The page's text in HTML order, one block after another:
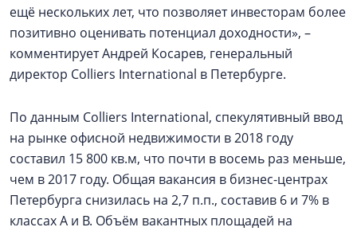
ещё нескольких лет, что позволяет инвесторам более
позитивно оценивать потенциал доходности», –
комментирует Андрей Косарев, генеральный
директор Colliers International в Петербурге.
По данным Colliers International, спекулятивный ввод
на рынке офисной недвижимости в 2018 году
составил 15 800 кв.м, что почти в восемь раз меньше,
чем в 2017 году. Общая вакансия в бизнес-центрах
Петербурга снизилась на 2,7 п.п., составив 6 и 7% в
классах А и В. Объём вакантных площадей на